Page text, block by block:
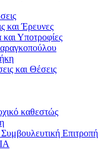
και Έρευνες
και Υποτροφίες
και Θέσεις
καθεστώς
Συμβουλευτική Επιτροπή